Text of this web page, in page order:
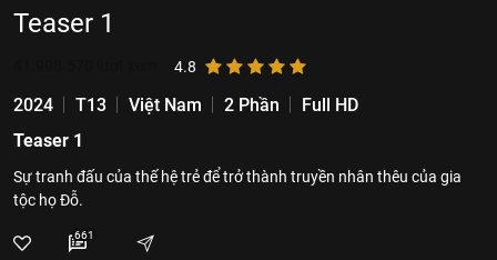
Teaser 1
4.8
2024 T13 Việt Nam 2 Phần
Full HD
Teaser 1
Sự tranh đấu của thế hệ trẻ để trở thành truyền nhân thêu của gia
tộc họ Đỗ.
661